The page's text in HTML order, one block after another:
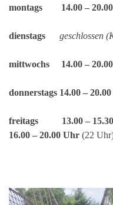
montags 14.00 –
dienstags geschlossen
mittwochs 14.00 –
donnerstags 14.00 –
freitags 13.00 –
16.00 – 20.00 Uhr (22